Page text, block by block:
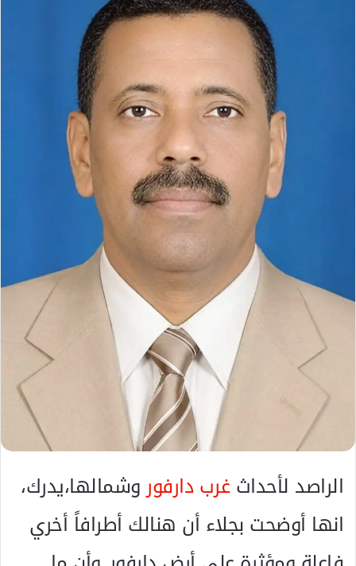
ر
ي
د
ا
إ
ر
و
ا
الراصد لأحداثغرب دارفوروشمالها،يدرك،
انها أوضحت بجلاء أن هنالك أطرافاً أخري